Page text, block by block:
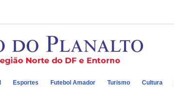
Esportes Futebol Amador Turismo Cultura